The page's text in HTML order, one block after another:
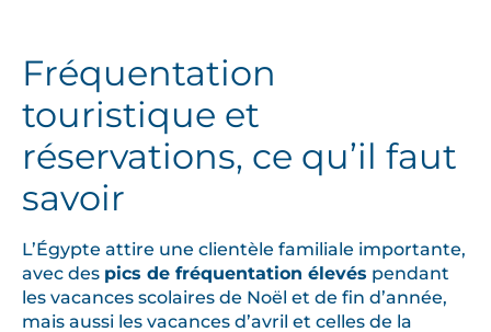
Fréquentation
touristique et
réservations, ce qu’il faut
savoir
L’Égypte attire une clientèle familiale importante,
avec des pics de fréquentation élevés pendant
les vacances scolaires de Noël et de fin d’année,
mais aussi les vacances d’avril et celles de la